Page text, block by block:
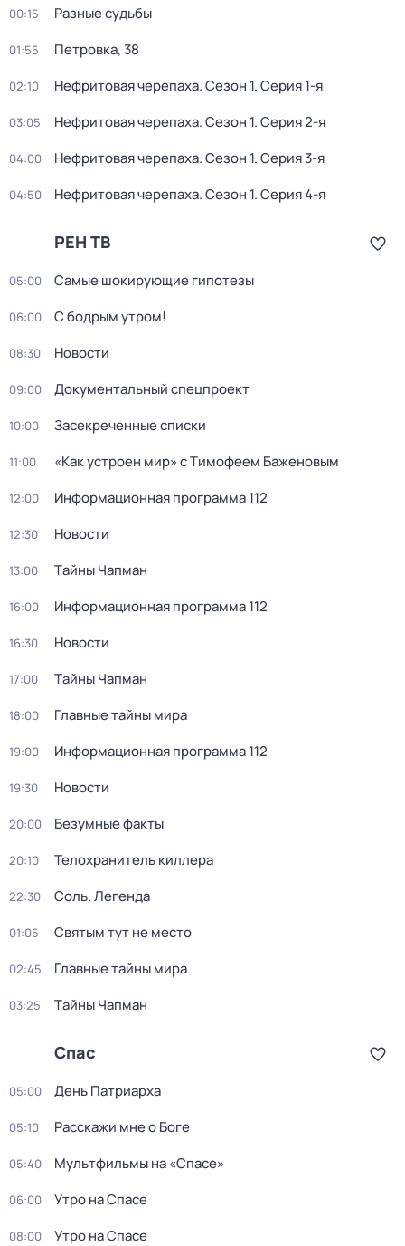
00:15 Разные судьбы
01:55 Петровка, 38
02:10 Нефритовая черепаха. Сезон 1. Серия 1-я
03:05 Нефритовая черепаха. Сезон 1. Серия 2-я
04:00 Нефритовая черепаха. Сезон 1. Серия 3-я
04:50 Нефритовая черепаха. Сезон 1. Серия 4-я
РЕН ТВ
05:00 Самые шoкиpующие гипотезы
06:00 С бодрым утром!
08:30 Новости
09:00 Докyментальный cпецпроект
10:00 Заcекрeченные списки
11:00 «Как устроен мир» с Тимофеем Баженовым
12:00 Информационная программа 112
12:30 Новости
13:00 Тaйны Чапман
16:00 Информационная программа 112
16:30 Новости
17:00 Тaйны Чапман
18:00 Главные тайны мира
19:00 Информационная программа 112
19:30 Новости
20:00 Безумные факты
20:10 Телохранитель киллера
22:30 Соль. Легенда
01:05 Святым тут не место
02:45 Главные тайны мира
03:25 Тaйны Чапман
Спас
05:00 День Патриарха
05:10 Расскажи мне о Боге
05:40 Мультфильмы на «Спасе»
06:00 Утро на Спасе
08:00 Утро на Спасе